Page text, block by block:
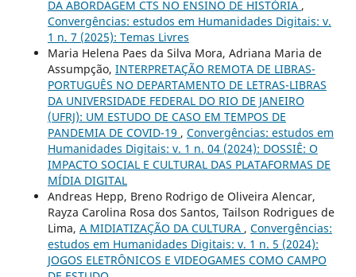
DA ABORDAGEM CTS NO ENSINO DE HISTÓRIA ,
Convergências: estudos em Humanidades Digitais: v.
1 n. 7 (2025): Temas Livres
Maria Helena Paes da Silva Mora, Adriana Maria de
Assumpção, INTERPRETAÇÃO REMOTA DE LIBRAS-
PORTUGUÊS NO DEPARTAMENTO DE LETRAS-LIBRAS
DA UNIVERSIDADE FEDERAL DO RIO DE JANEIRO
(UFRJ): UM ESTUDO DE CASO EM TEMPOS DE
PANDEMIA DE COVID-19 , Convergências: estudos em
Humanidades Digitais: v. 1 n. 04 (2024): DOSSIÊ: O
IMPACTO SOCIAL E CULTURAL DAS PLATAFORMAS DE
MÍDIA DIGITAL
Andreas Hepp, Breno Rodrigo de Oliveira Alencar,
Rayza Carolina Rosa dos Santos, Tailson Rodrigues de
Lima, A MIDIATIZAÇÃO DA CULTURA , Convergências:
estudos em Humanidades Digitais: v. 1 n. 5 (2024):
JOGOS ELETRÔNICOS E VIDEOGAMES COMO CAMPO